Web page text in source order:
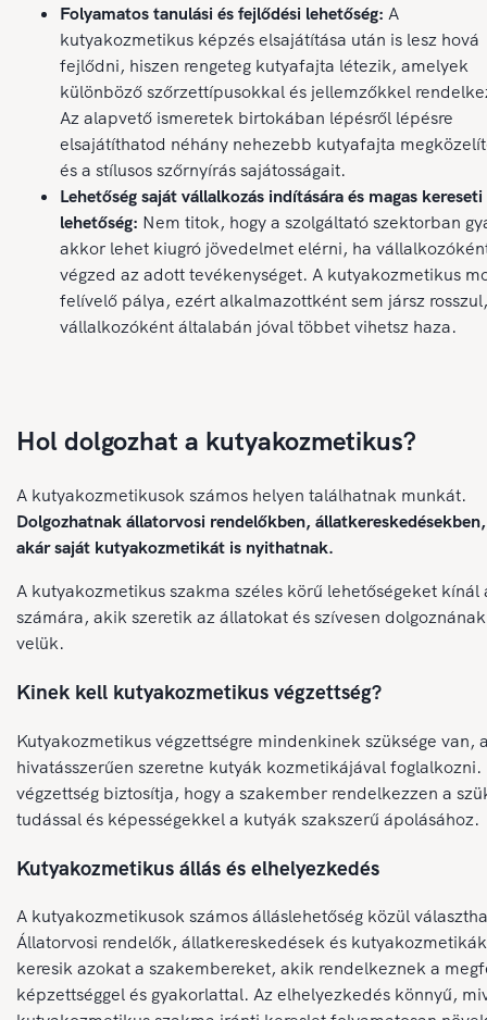
Folyamatos tanulási és fejlődési lehetőség: A
kutyakozmetikus képzés elsajátítása után is lesz hová
fejlődni, hiszen rengeteg kutyafajta létezik, amelyek
különböző szőrzettípusokkal és jellemzőkkel
Az alapvető ismeretek birtokában lépésről lépésre
elsajátíthatod néhány nehezebb kutyafajta
és a stílusos szőrnyírás sajátosságait.
Lehetőség saját vállalkozás indítására és magas kereseti
lehetőség: Nem titok, hogy a szolgáltató szektorban
akkor lehet kiugró jövedelmet elérni, ha
végzed az adott tevékenységet. A kutyakozmetikus
felívelő pálya, ezért alkalmazottként sem jársz
vállalkozóként általabán jóval többet vihetsz haza.
Hol dolgozhat a kutyakozmetikus?
A kutyakozmetikusok számos helyen találhatnak munkát.
Dolgozhatnak állatorvosi rendelőkben,
akár saját kutyakozmetikát is nyithatnak.
A kutyakozmetikus szakma széles körű lehetőségeket kínál
számára, akik szeretik az állatokat és szívesen dolgoznának
velük.
Kinek kell kutyakozmetikus végzettség?
Kutyakozmetikus végzettségre mindenkinek szüksége van,
hivatásszerűen szeretne kutyák kozmetikájával foglalkozni.
végzettség biztosítja, hogy a szakember rendelkezzen a
tudással és képességekkel a kutyák szakszerű ápolásához.
Kutyakozmetikus állás és elhelyezkedés
A kutyakozmetikusok számos álláslehetőség közül
Állatorvosi rendelők, állatkereskedések és kutyakozmetikák
keresik azokat a szakembereket, akik rendelkeznek a
képzettséggel és gyakorlattal. Az elhelyezkedés könnyű,